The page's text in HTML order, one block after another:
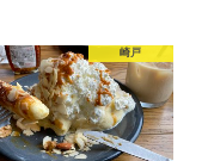
崎戸